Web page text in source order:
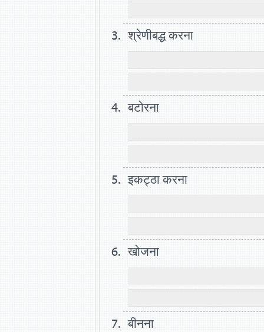
श्रेणीबद्ध करना
बटोरना
इकट्ठा करना
खोजना
बीनना